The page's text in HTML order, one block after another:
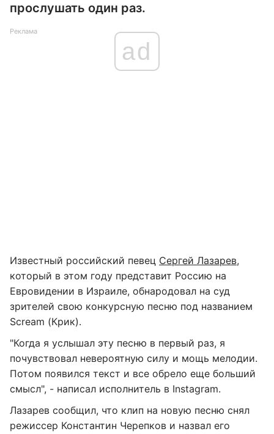
прослушать один раз.
Реклама
ad
Известный российский певец Сергей Лазарев,
который в этом году представит Россию на
Евровидении в Израиле, обнародовал на суд
зрителей свою конкурсную песню под названием
Scream (Крик).
"Когда я услышал эту песню в первый раз, я
почувствовал невероятную силу и мощь мелодии.
Потом появился текст и все обрело еще больший
смысл", - написал исполнитель в Instagram.
Лазарев сообщил, что клип на новую песню снял
режиссер Константин Черепков и назвал его